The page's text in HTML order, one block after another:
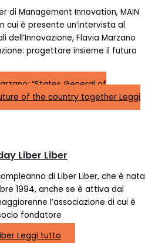
di Management Innovation, MAIN
cui è presente un’intervista al
dell’Innovazione, Flavia Marzano
progettare insieme il futuro
“States General of
of the country together Leggi
Liber Liber
di Liber Liber, che è nata
1994, anche se è attiva dal
l’associazione di cui è
fondatore
Leggi tutto